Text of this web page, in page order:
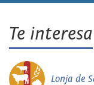
Te interesa
Lonja de